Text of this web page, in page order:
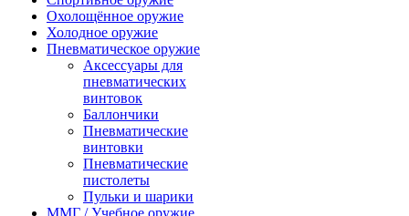
Охолощённое оружие
Холодное оружие
Пневматическое оружие
Аксессуары для
пневматических
винтовок
Баллончики
Пневматические
винтовки
Пневматические
пистолеты
Пульки и шарики
ММГ / Учебное оружие